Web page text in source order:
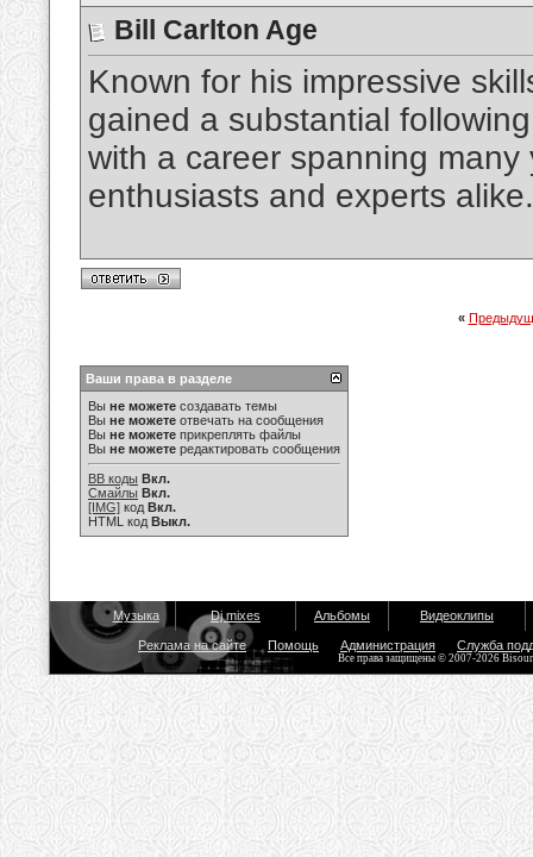
Bill Carlton Age
Known for his impressive
gained a substantial
with a career spanning
enthusiasts and experts
«
Ваши права в разделе
Вы не можете создавать темы
Вы не можете отвечать на сообщения
Вы не можете прикреплять файлы
Вы не можете редактировать сообщения
BB коды Вкл.
Смайлы Вкл.
[IMG] код Вкл.
HTML код Выкл.
Музыка Dj mixes Альбомы Видеоклипы
Реклама на сайте Помощь Администрация Служба
Все права защищены © 2007-2026